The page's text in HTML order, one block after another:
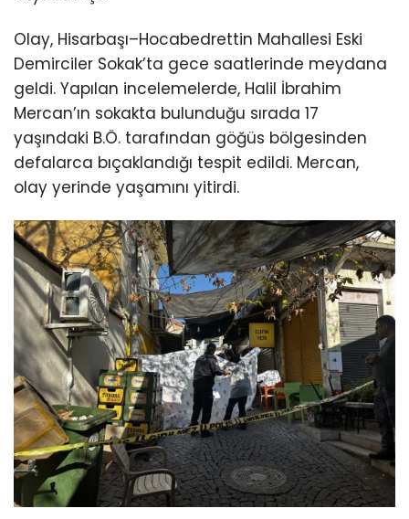
Olay, Hisarbaşı–Hocabedrettin Mahallesi Eski
Demirciler Sokak’ta gece saatlerinde meydana
geldi. Yapılan incelemelerde, Halil İbrahim
Mercan’ın sokakta bulunduğu sırada 17
yaşındaki B.Ö. tarafından göğüs bölgesinden
defalarca bıçaklandığı tespit edildi. Mercan,
olay yerinde yaşamını yitirdi.